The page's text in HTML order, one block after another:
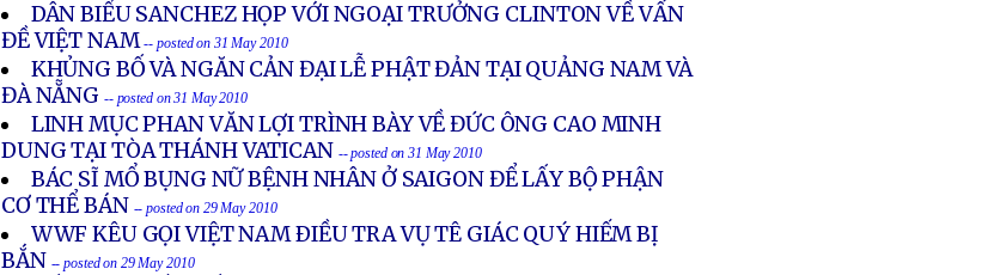
DÂN BIỂU SANCHEZ HỌP VỚI NGOẠI TRƯỞNG CLINTON VỀ VẤN
ĐỀ VIỆT NAM -- posted on 31 May 2010
KHỦNG BỐ VÀ NGĂN CẢN ĐẠI LỄ PHẬT ĐẢN TẠI QUẢNG NAM VÀ
ĐÀ NẴNG -- posted on 31 May 2010
LINH MỤC PHAN VĂN LỢI TRÌNH BÀY VỀ ĐỨC ÔNG CAO MINH
DUNG TẠI TÒA THÁNH VATICAN -- posted on 31 May 2010
BÁC SĨ MỔ BỤNG NỮ BỆNH NHÂN Ở SAIGON ĐỂ LẤY BỘ PHẬN
CƠ THỂ BÁN -- posted on 29 May 2010
WWF KÊU GỌI VIỆT NAM ÐIỀU TRA VỤ TÊ GIÁC QUÝ HIẾM BỊ
BẮN -- posted on 29 May 2010